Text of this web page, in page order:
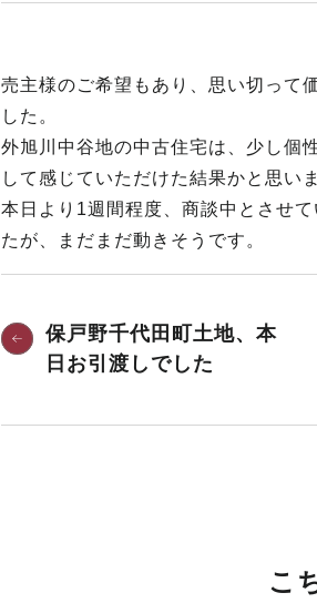
売主様のご希望もあり、思い切って
した。
外旭川中谷地の中古住宅は、少し個
して感じていただけた結果かと思いま
本日より1週間程度、商談中とさせ
たが、まだまだ動きそうです。
保戸野千代田町土地、本
日お引渡しでした
こ